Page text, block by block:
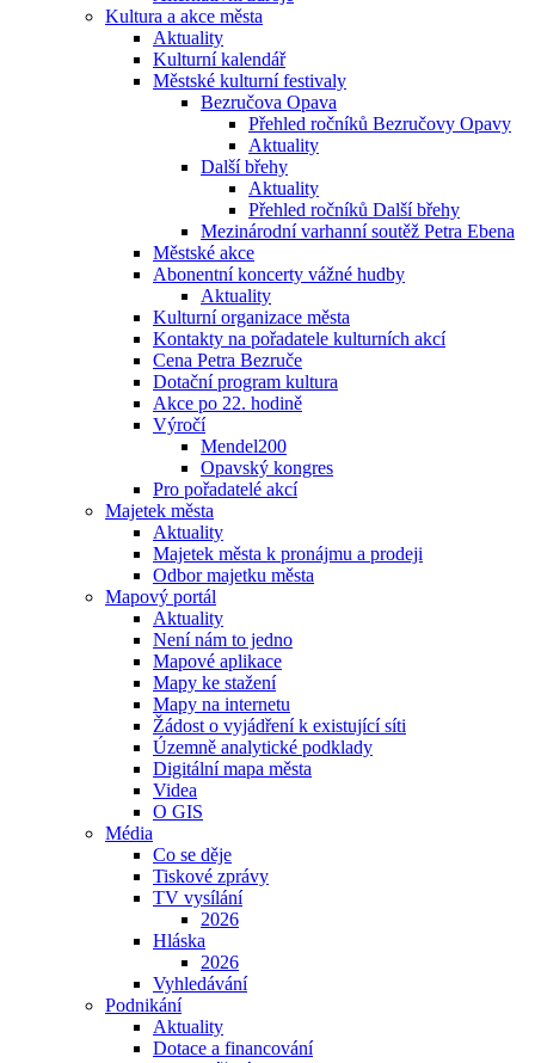
Kultura a akce města
Aktuality
Kulturní kalendář
Městské kulturní festivaly
Bezručova Opava
Přehled ročníků Bezručovy Opavy
Aktuality
Další břehy
Aktuality
Přehled ročníků Další břehy
Mezinárodní varhanní soutěž Petra Ebena
Městské akce
Abonentní koncerty vážné hudby
Aktuality
Kulturní organizace města
Kontakty na pořadatele kulturních akcí
Cena Petra Bezruče
Dotační program kultura
Akce po 22. hodině
Výročí
Mendel200
Opavský kongres
Pro pořadatelé akcí
Majetek města
Aktuality
Majetek města k pronájmu a prodeji
Odbor majetku města
Mapový portál
Aktuality
Není nám to jedno
Mapové aplikace
Mapy ke stažení
Mapy na internetu
Žádost o vyjádření k existující síti
Územně analytické podklady
Digitální mapa města
Videa
O GIS
Média
Co se děje
Tiskové zprávy
TV vysílání
2026
Hláska
2026
Vyhledávání
Podnikání
Aktuality
Dotace a financování